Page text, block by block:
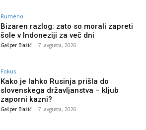
Rumeno
Bizaren razlog: zato so morali zapreti
šole v Indoneziji za več dni
Gašper Blažič - 7. avgusta, 2026
Fokus
Kako je lahko Rusinja prišla do
slovenskega državljanstva – kljub
zaporni kazni?
Gašper Blažič - 7. avgusta, 2026